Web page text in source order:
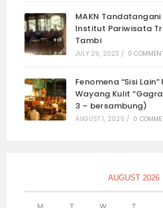
MAKN
Institut Pariwisata
Tambi
JULY 29, 2023 / 0
Fenomena “Sisi
Wayang Kulit
3 – bersambung)
AUGUST 1, 2025 / 0
AUGUST 2026